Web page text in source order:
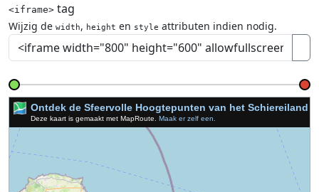
<iframe> tag
Wijzig de width, height en style attributen indien nodig.